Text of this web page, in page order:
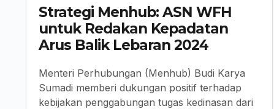
Strategi Menhub: ASN WFH
untuk Redakan Kepadatan
Arus Balik Lebaran 2024
Menteri Perhubungan (Menhub) Budi Karya
Sumadi memberi dukungan positif terhadap
kebijakan penggabungan tugas kedinasan dari